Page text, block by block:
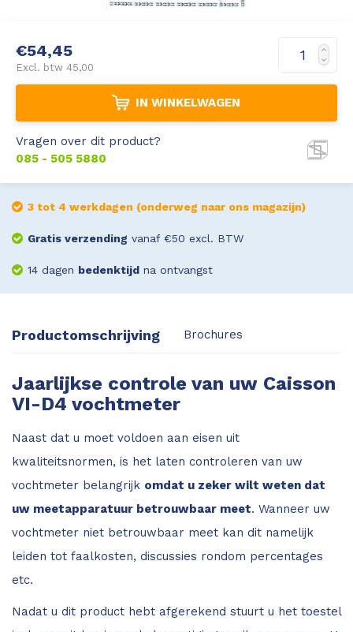
Leica DST360
Accessoires
Hygrometers
€54,45
Excl. btw 45,00
IN WINKELWAGEN
Vragen over dit product?
085 - 505 5880
3 tot 4 werkdagen (onderweg naar ons magazijn)
Gratis verzending vanaf €50 excl. BTW
14 dagen bedenktijdna ontvangst
Productomschrijving Brochures
Jaarlijkse controle van uw Caisson
VI-D4 vochtmeter
Naast dat u moet voldoen aan eisen uit
kwaliteitsnormen, is het laten controleren van uw
vochtmeter belangrijk omdat u zeker wilt weten dat
uw meetapparatuur betrouwbaar meet. Wanneer uw
vochtmeter niet betrouwbaar meet kan dit namelijk
leiden tot faalkosten, discussies rondom percentages
etc.
Nadat u dit product hebt afgerekend stuurt u het toestel